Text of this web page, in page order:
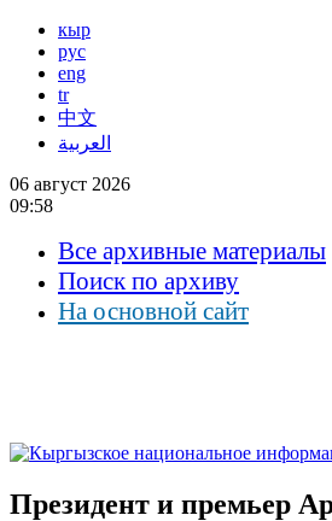
кыр
рус
eng
tr
中文
العربية
06 август 2026
09:58
Все архивные материалы
Поиск по архиву
На основной сайт
Президент и премьер